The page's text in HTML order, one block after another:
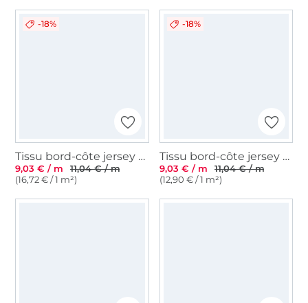
-18%
Tissu bord-côte jersey tubulaire côtelé, noir
9,03 € / m
11,04 € / m
(16,72 € / 1 m²)
-18%
Tissu bord-côte jersey tubulaire Emma, vert olive
9,03 € / m
11,04 € / m
(12,90 € / 1 m²)